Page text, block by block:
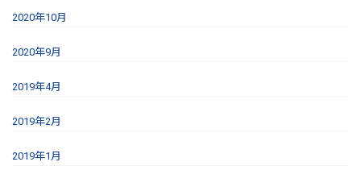
2020年10月
2020年9月
2019年4月
2019年2月
2019年1月